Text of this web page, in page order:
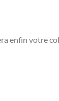
enfin votre